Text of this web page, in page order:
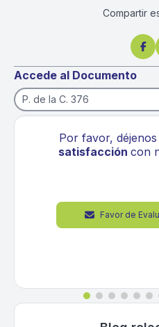
Compartir

Accede al Documento
P. de la C. 376
nivel de
servicios.